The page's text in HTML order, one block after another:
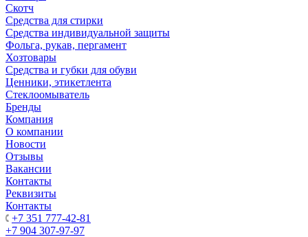
Скотч
Средства для стирки
Средства индивидуальной защиты
Фольга, рукав, пергамент
Хозтовары
Средства и губки для обуви
Ценники, этикетлента
Стеклоомыватель
Бренды
Компания
О компании
Новости
Отзывы
Вакансии
Контакты
Реквизиты
Контакты
+7 351 777-42-81
+7 904 307-97-97